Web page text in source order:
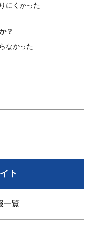
にくかった
？
なかった
ト
一覧